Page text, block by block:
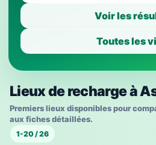
Voir les
Toutes les
Lieux de recharge à
Premiers lieux disponibles pour
aux fiches détaillées.
1-20 / 26